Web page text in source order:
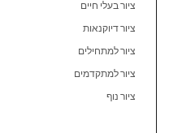
ציור בעלי חיים
ציור דיוקנאות
ציור למתחילים
ציור למתקדמים
ציור נוף